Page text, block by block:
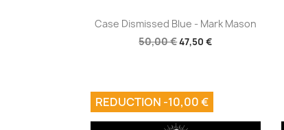
Aperçu rapide
Case Dismissed Blue - Mark Mason
50,00 €47,50 €
REDUCTION -10,00 €